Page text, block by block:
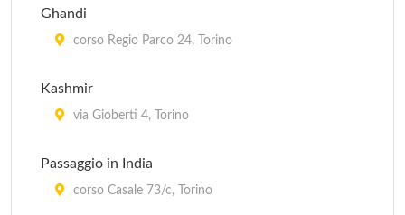
Ghandi
corso Regio Parco 24, Torino
Kashmir
via Gioberti 4, Torino
Passaggio in India
corso Casale 73/c, Torino